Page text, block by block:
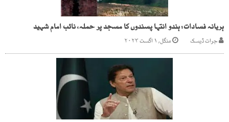
ہریانہ فسادات: ہندو انتہا پسندوں کا مسجد پر حملہ، نائب امام شہید
جرات ڈیسک منگل, ۱ اگست ۲۰۲۳